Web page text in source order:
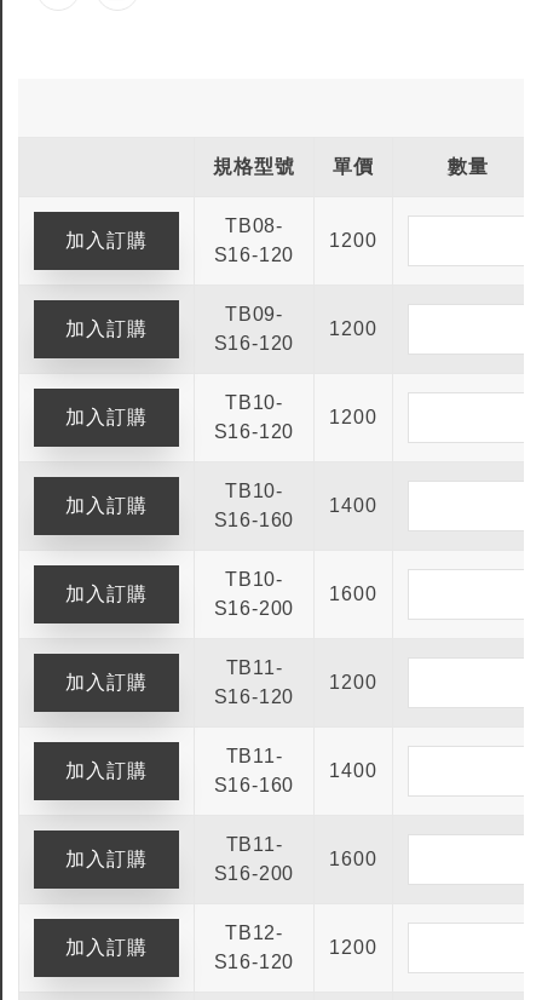
規格型號 單價 數量
TB08-
S16-120
1200
TB09-
S16-120
1200
TB10-
S16-120
1200
TB10-
S16-160
1400
TB10-
S16-200
1600
TB11-
S16-120
1200
TB11-
S16-160
1400
TB11-
S16-200
1600
TB12-
S16-120
1200